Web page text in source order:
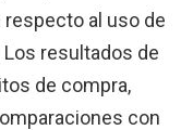
al uso de
resultados de
de compra,
con